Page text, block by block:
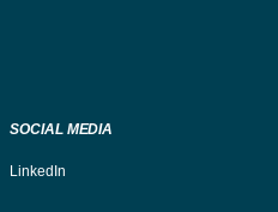
SOCIAL MEDIA
LinkedIn